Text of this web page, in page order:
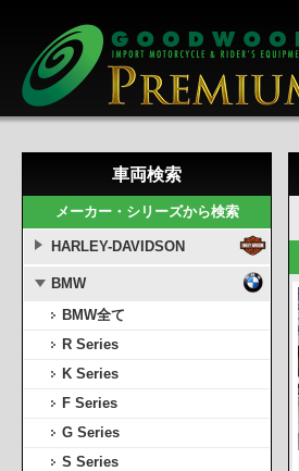
車両検索
メーカー・シリーズから検索
HARLEY-DAVIDSON
BMW
BMW全て
R Series
K Series
F Series
G Series
S Series